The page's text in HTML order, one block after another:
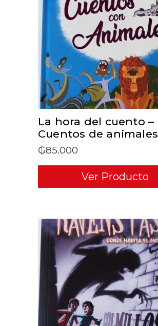
ADD TO CART
La hora del cuento –
Cuentos de animales
₲85.000
Ver Producto
ADD TO CART